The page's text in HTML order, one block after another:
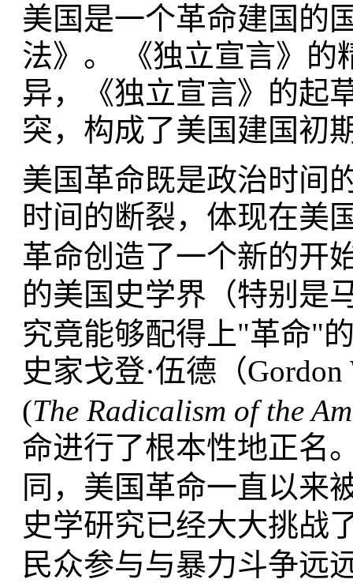
美国是一个革命建国的
法》。 《独立宣言》的
异，《独立宣言》的起
突，构成了美国建国初
美国革命既是政治时间
时间的断裂，体现在美
革命创造了一个新的开
的美国史学界（特别是
究竟能够配得上"革命"
史家戈登·伍德（
(The Radicalism of the
命进行了根本性地正名
同，美国革命一直以来
史学研究已经大大挑战
民众参与与暴力斗争远